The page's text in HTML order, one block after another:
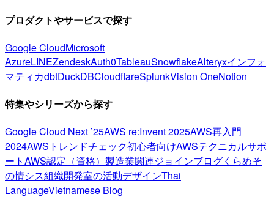
プロダクトやサービスで探す
Google CloudMicrosoft
AzureLINEZendeskAuth0TableauSnowflakeAlteryxインフォ
マティカdbtDuckDBCloudflareSplunkVision OneNotion
特集やシリーズから探す
Google Cloud Next ’25AWS re:Invent 2025AWS再入門
2024AWSトレンドチェック初心者向けAWSテクニカルサポ
ートAWS認定（資格） 製造業関連ジョインブログくらめそ
の情シス組織開発室の活動デザインThai
LanguageVietnamese Blog